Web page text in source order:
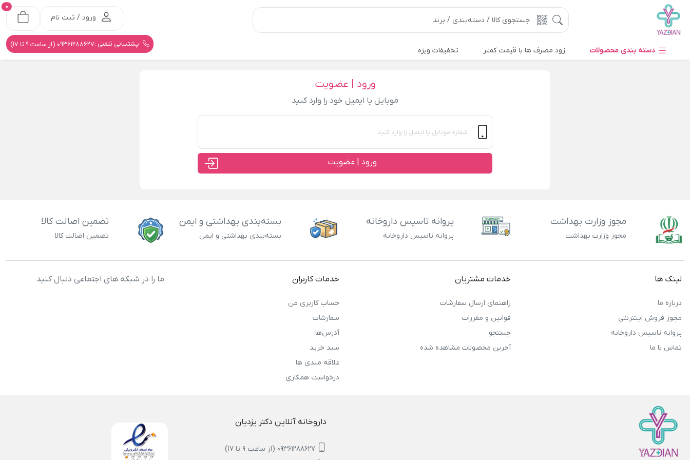
ورود / ثبت نام
0
پشتیبانی تلفنی :09361288627 (از ساعت 9 تا 17)
دسته بندی محصولات زود مصرف ها با قیمت کمتر تخفیفات ویژه
ورود | عضویت
موبایل یا ایمیل خود را وارد کنید
ورود | عضویت
مجوز وزارت بهداشت
مجوز وزارت بهداشت
پروانه تاسیس داروخانه
پروانه تاسیس داروخانه
بسته‌بندی بهداشتی و ایمن
بسته‌بندی بهداشتی و ایمن
تضمین اصالت کالا
تضمین اصالت کالا
لینک ها
درباره ما
مجوز فروش اینترنتی
پروانه تاسیس داروخانه
تماس با ما
خدمات مشتریان
راهنمای ارسال سفارشات
قوانین و مقررات
جستجو
آخرین محصولات مشاهده شده
خدمات کاربران
حساب کاربری من
سفارشات
آدرس‌ها
سبد خرید
علاقه مندی ها
درخواست همکاری
ما را در شبکه های اجتماعی دنبال کنید
داروخانه آنلاین دکتر یزدیان
09361288627 (از ساعت 9 تا 17)